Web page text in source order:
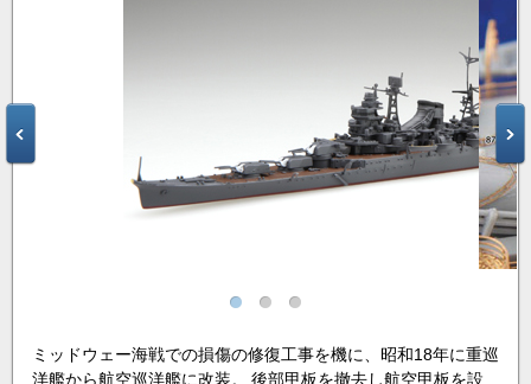
ミッドウェー海戦での損傷の修復工事を機に、昭和18年に重巡
洋艦から航空巡洋艦に改装。 後部甲板を撤去し航空甲板を設